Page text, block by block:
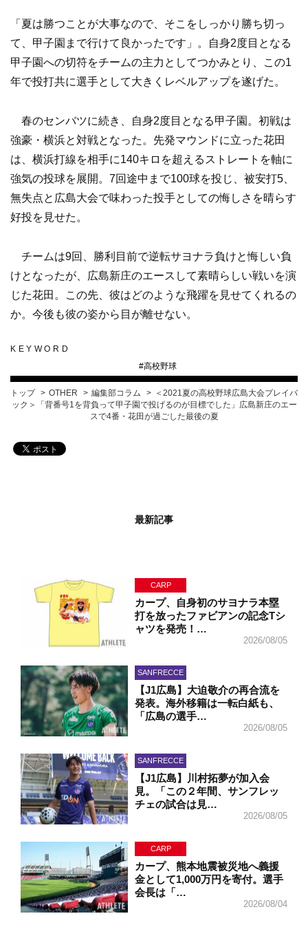
「夏は勝つことが大事なので、そこをしっかり勝ち切っ
て、甲子園まで行けて良かったです」。自身2度目となる
甲子園への切符をチームの主力としてつかみとり、この1
年で投打共に選手として大きくレベルアップを遂げた。
春のセンバツに続き、自身2度目となる甲子園。初戦は
強豪・横浜と対戦となった。先発マウンドに立った花田
は、横浜打線を相手に140キロを超えるストレートを軸に
強気の投球を展開。7回途中まで100球を投じ、被安打5、
無失点と広島大会で味わった投手としての悔しさを晴らす
好投を見せた。
チームは9回、勝利目前で逆転サヨナラ負けと悔しい負
けとなったが、広島新庄のエースして素晴らしい戦いを演
じた花田。この先、彼はどのような飛躍を見せてくれるの
か。今後も彼の姿から目が離せない。
KEYWORD
#高校野球
トップ OTHER 編集部コラム
＜2021夏の高校野球広島大会プレイバ
ック＞「背番号1を背負って甲子園で投げるのが目標でした」広島新庄のエー
スで4番・花田が過ごした最後の夏
最新記事
CARP
カープ、自身初のサヨナラ本塁
打を放ったファビアンの記念Tシ
ャツを発売！…
2026/08/05
SANFRECCE
【J1広島】大迫敬介の再合流を
発表。海外移籍は一転白紙も、
「広島の選手…
2026/08/05
SANFRECCE
【J1広島】川村拓夢が加入会
見。「この２年間、サンフレッ
チェの試合は見…
2026/08/05
CARP
カープ、熊本地震被災地へ義援
金として1,000万円を寄付。選手
会長は「…
2026/08/04